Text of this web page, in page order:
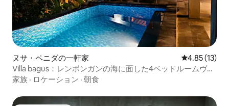
ヌサ・ペニダの一軒家 レビュー13
4.85 (13)
Villa bagus：レンボンガンの海に面した4ベッドルームヴィ
ラ
家族 · ロケーション · 朝食